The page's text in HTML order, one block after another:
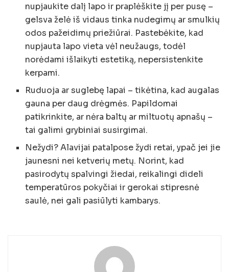
nupjaukite dalį lapo ir praplėškite jį per pusę –
gelsva želė iš vidaus tinka nudegimų ar smulkių
odos pažeidimų priežiūrai. Pastebėkite, kad
nupjauta lapo vieta vėl neužaugs, todėl
norėdami išlaikyti estetiką, nepersistenkite
kerpami.
Ruduoja ar suglebę lapai – tikėtina, kad augalas
gauna per daug drėgmės. Papildomai
patikrinkite, ar nėra baltų ar miltuotų apnašų –
tai galimi grybiniai susirgimai.
Nežydi? Alavijai patalpose žydi retai, ypač jei jie
jaunesni nei ketverių metų. Norint, kad
pasirodytų spalvingi žiedai, reikalingi dideli
temperatūros pokyčiai ir gerokai stipresnė
saulė, nei gali pasiūlyti kambarys.